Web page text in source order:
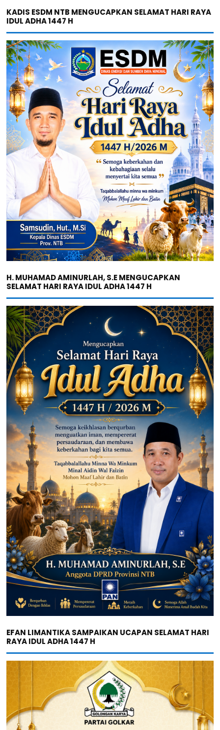
KADIS ESDM NTB MENGUCAPKAN SELAMAT HARI RAYA
IDUL ADHA 1447 H
H. MUHAMAD AMINURLAH, S.E MENGUCAPKAN
SELAMAT HARI RAYA IDUL ADHA 1447 H
EFAN LIMANTIKA SAMPAIKAN UCAPAN SELAMAT HARI
RAYA IDUL ADHA 1447 H